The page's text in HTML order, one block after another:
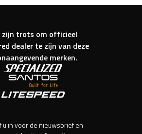
zijn trots om officieel
dealer te zijn van deze
merken.
u in voor de nieuwsbrief en